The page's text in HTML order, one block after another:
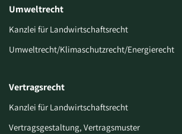
Umweltrecht
Kanzlei für Landwirtschaftsrecht
Umweltrecht/Klimaschutzrecht/Energierecht
Vertragsrecht
Kanzlei für Landwirtschaftsrecht
Vertragsgestaltung, Vertragsmuster